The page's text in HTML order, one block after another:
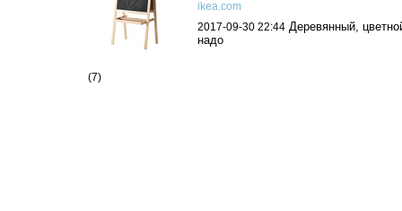
ikea.com
2017-09-30 22:44 Деревянный,
надо
(7)